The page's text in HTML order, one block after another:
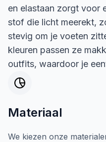
en elastaan zorgt voor
stof die licht meerekt,
stevig om je voeten
kleuren passen ze
outfits, waardoor je
Materiaal
We kiezen onze